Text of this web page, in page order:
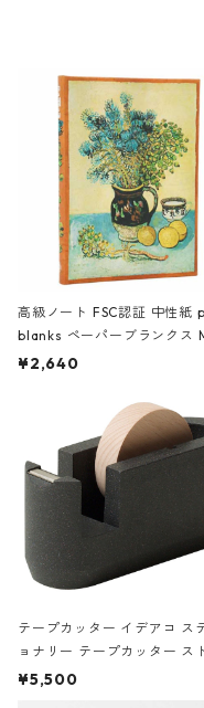
高級ノート FSC認証 中性紙
blanks ペーパーブランクス
ハードカバー 罫線 ヴァン・
¥2,640
テープカッター イデアコ ス
ョナリー テープカッター ス
サンドカラー 石調 ideaco
¥5,500